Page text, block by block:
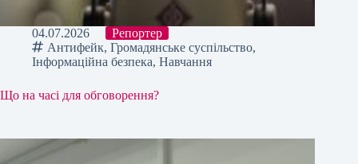
04.07.2026
Репортер
Антифейк, Громадянське суспільство,
Інформаційна безпека, Навчання
Що на часі для обговорення?